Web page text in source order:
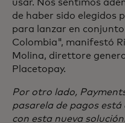
usar. Nos sentimos
de haber sido elegidos
para lanzar en
Colombia", manifestó
Molina, direttore
Placetopay.
Por otro lado,
pasarela de pagos
con esta nueva